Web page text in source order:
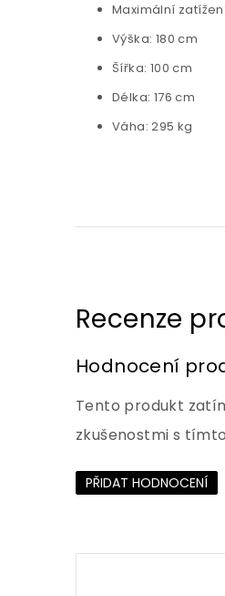
Maximální
Výška: 180 cm
Šířka: 100 cm
Délka: 176 cm
Váha: 295 kg
Hodnocení
Tento produkt
zkušenostmi s
PŘIDAT HODNOCENÍ